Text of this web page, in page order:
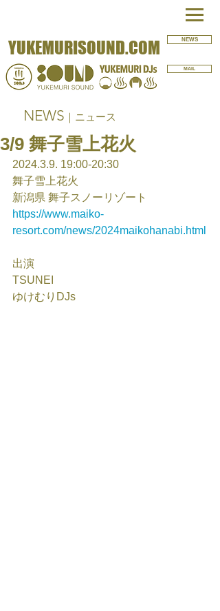
YUKEMURISOUND.COM NEWS
MAIL
NEWS ｜ニュース
3/9 舞子雪上花火
2024.3.9. 19:00-20:30
舞子雪上花火
新潟県 舞子スノーリゾート
https://www.maiko-
resort.com/news/2024maikohanabi.html
出演
TSUNEI
ゆけむりDJs